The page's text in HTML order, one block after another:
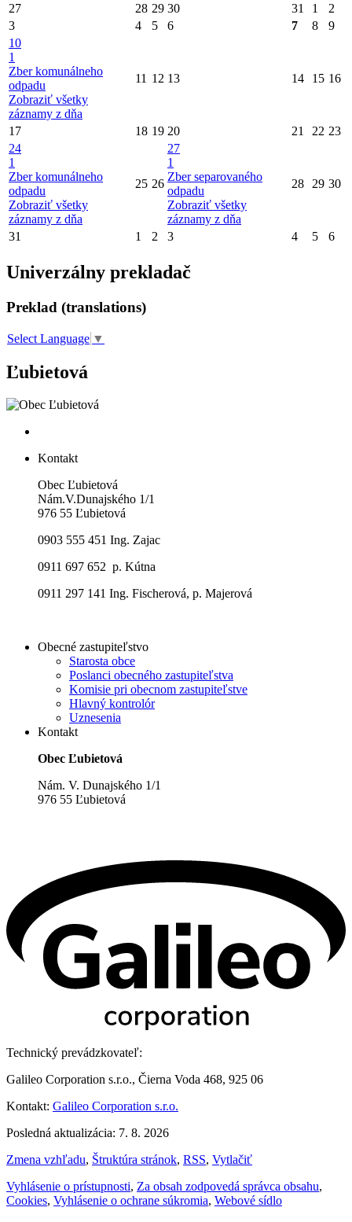
27
28 29 30 31 1
2
3
4 5 6 7 8
9
10
1
Zber komunálneho
odpadu
Zobraziť všetky
záznamy z dňa
11 12 13 14 15 16
17 18 19 20 21 22 23
24
1
Zber komunálneho
odpadu
Zobraziť všetky
záznamy z dňa
25 26
27
1
Zber separovaného
odpadu
Zobraziť všetky
záznamy z dňa
28 29 30
31 1 2 3 4 5 6
Univerzálny prekladač
Preklad (translations)
Select Language ▼
Ľubietová
Kontakt
Obec Ľubietová
Nám.V.Dunajského 1/1
976 55 Ľubietová
0903 555 451 Ing. Zajac
0911 697 652 p. Kútna
0911 297 141 Ing. Fischerová, p. Majerová
Obecné zastupiteľstvo
Starosta obce
Poslanci obecného zastupiteľstva
Komisie pri obecnom zastupiteľstve
Hlavný kontrolór
Uznesenia
Kontakt
Obec Ľubietová
Nám. V. Dunajského 1/1
976 55 Ľubietová
Technický prevádzkovateľ:
Galileo Corporation s.r.o., Čierna Voda 468, 925 06
Kontakt: Galileo Corporation s.r.o.
Posledná aktualizácia: 7. 8. 2026
Zmena vzhľadu, Štruktúra stránok, RSS, Vytlačiť
Vyhlásenie o prístupnosti, Za obsah zodpovedá správca obsahu,
Cookies, Vyhlásenie o ochrane súkromia, Webové sídlo